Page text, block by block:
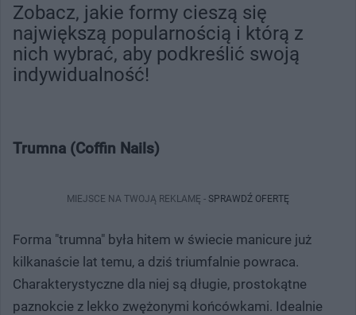
Zobacz, jakie formy cieszą się
największą popularnością i którą z
nich wybrać, aby podkreślić swoją
indywidualność!
Trumna (Coffin Nails)
MIEJSCE NA TWOJĄ REKLAMĘ - SPRAWDŹ OFERTĘ
Forma "trumna" była hitem w świecie manicure już
kilkanaście lat temu, a dziś triumfalnie powraca.
Charakterystyczne dla niej są długie, prostokątne
paznokcie z lekko zwężonymi końcówkami. Idealnie